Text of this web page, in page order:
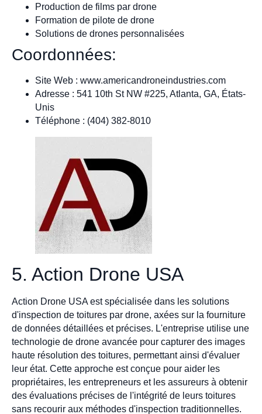
Production de films par drone
Formation de pilote de drone
Solutions de drones personnalisées
Coordonnées:
Site Web : www.americandroneindustries.com
Adresse : 541 10th St NW #225, Atlanta, GA, États-
Unis
Téléphone : (404) 382-8010
5. Action Drone USA
Action Drone USA est spécialisée dans les solutions
d'inspection de toitures par drone, axées sur la fourniture
de données détaillées et précises. L'entreprise utilise une
technologie de drone avancée pour capturer des images
haute résolution des toitures, permettant ainsi d'évaluer
leur état. Cette approche est conçue pour aider les
propriétaires, les entrepreneurs et les assureurs à obtenir
des évaluations précises de l'intégrité de leurs toitures
sans recourir aux méthodes d'inspection traditionnelles.